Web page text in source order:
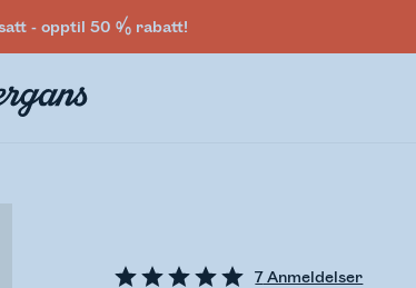
- opptil 50 % rabatt!
7Anmeldelser